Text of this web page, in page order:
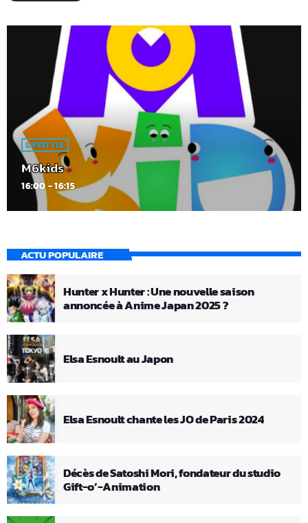
LIFESTYLE
M6kids
16:00 - 16:15
ACTU POPULAIRE
Hunter x Hunter : Une nouvelle saison
annoncée à Anime Japan 2025 ?
Elsa Esnoult au Japon
Elsa Esnoult chante les JO de Paris 2024
Décès de Satoshi Mori, fondateur du studio
Gift-o’-Animation